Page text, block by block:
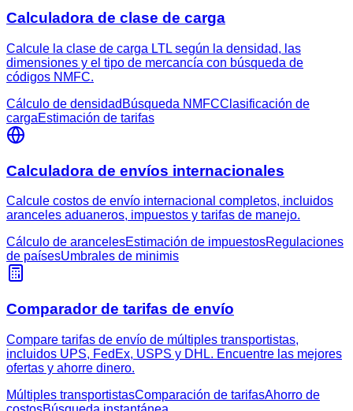
Calculadora de clase de carga
Calcule la clase de carga LTL según la densidad, las
dimensiones y el tipo de mercancía con búsqueda de
códigos NMFC.
Cálculo de densidad Búsqueda NMFCClasificación de
cargaEstimación de tarifas
Calculadora de envíos internacionales
Calcule costos de envío internacional completos, incluidos
aranceles aduaneros, impuestos y tarifas de manejo.
Cálculo de arancelesEstimación de impuestosRegulaciones
de paísesUmbrales de minimis
Comparador de tarifas de envío
Compare tarifas de envío de múltiples transportistas,
incluidos UPS, FedEx, USPS y DHL. Encuentre las mejores
ofertas y ahorre dinero.
Múltiples transportistasComparación de tarifasAhorro de